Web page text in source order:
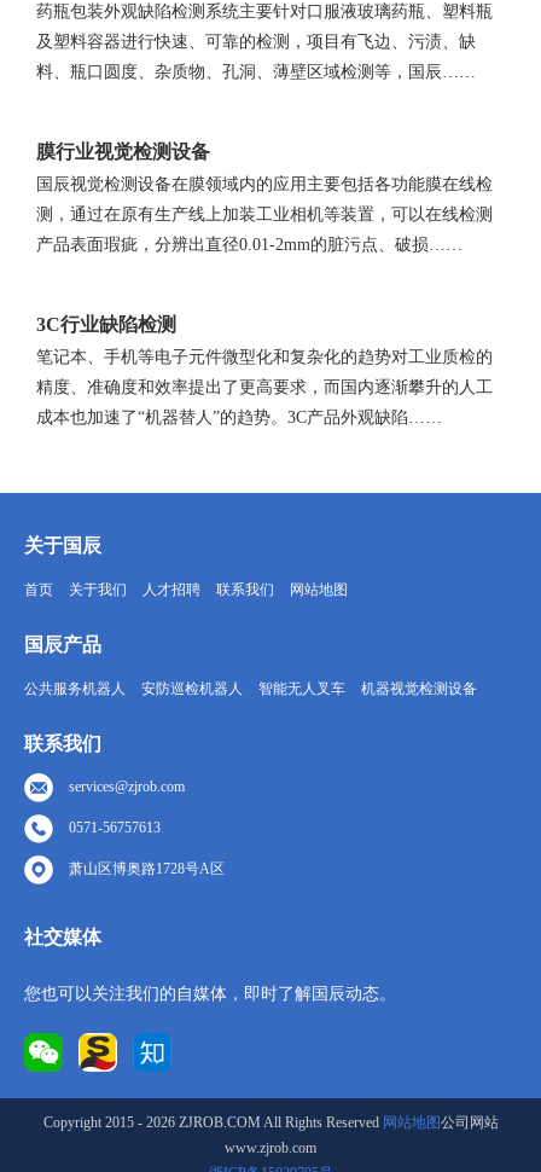
药瓶包装外观缺陷检测系统主要针对口服液玻璃药瓶、塑料瓶
及塑料容器进行快速、可靠的检测，项目有飞边、污渍、缺
料、瓶口圆度、杂质物、孔洞、薄壁区域检测等，国辰……
膜行业视觉检测设备
国辰视觉检测设备在膜领域内的应用主要包括各功能膜在线检
测，通过在原有生产线上加装工业相机等装置，可以在线检测
产品表面瑕疵，分辨出直径0.01-2mm的脏污点、破损……
3C行业缺陷检测
笔记本、手机等电子元件微型化和复杂化的趋势对工业质检的
精度、准确度和效率提出了更高要求，而国内逐渐攀升的人工
成本也加速了“机器替人”的趋势。3C产品外观缺陷……
关于国辰
首页 关于我们 人才招聘 联系我们 网站地图
国辰产品
公共服务机器人 安防巡检机器人 智能无人叉车 机器视觉检测设备
联系我们
services@zjrob.com
0571-56757613
萧山区博奥路1728号A区
社交媒体
您也可以关注我们的自媒体，即时了解国辰动态。
Copyright 2015 - 2026 ZJROB.COM All Rights Reserved 网站地图公司网站
www.zjrob.com